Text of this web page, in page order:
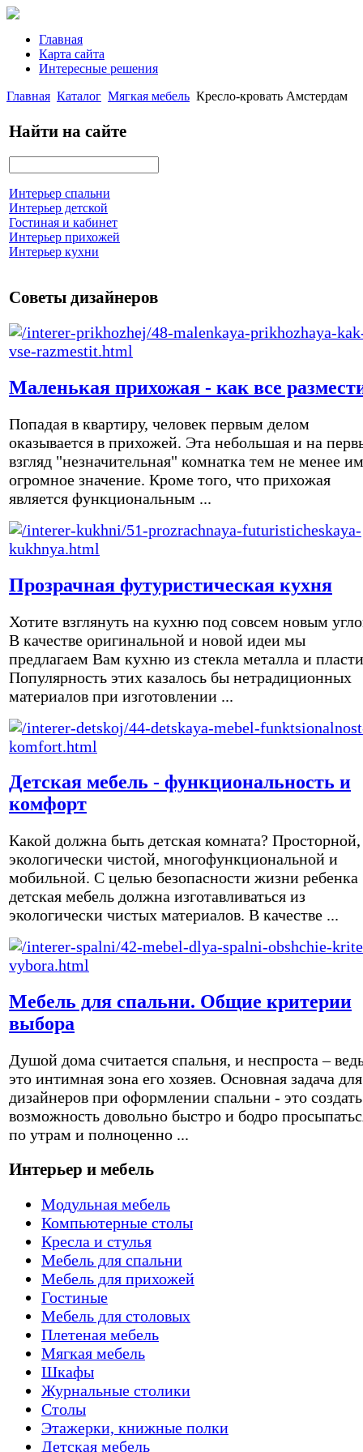
Главная
Карта сайта
Интересные решения
Главная Каталог Мягкая мебель Кресло-кровать Амстердам
Найти на сайте
Интерьер спальни
Интерьер детской
Гостиная и кабинет
Интерьер прихожей
Интерьер кухни
Советы дизайнеров
Маленькая прихожая - как все
Попадая в квартиру, человек первым делом
оказывается в прихожей. Эта небольшая и на
взгляд "незначительная" комнатка тем не менее
огромное значение. Кроме того, что прихожая
является функциональным ...
Прозрачная футуристическая кухня
Хотите взглянуть на кухню под совсем новым
В качестве оригинальной и новой идеи мы
предлагаем Вам кухню из стекла металла и
Популярность этих казалось бы нетрадиционных
материалов при изготовлении ...
Детская мебель - функциональность и
комфорт
Какой должна быть детская комната? Просторной,
экологически чистой, многофункциональной и
мобильной. С целью безопасности жизни ребенка
детская мебель должна изготавливаться из
экологически чистых материалов. В качестве ...
Мебель для спальни. Общие критерии
выбора
Душой дома считается спальня, и неспроста –
это интимная зона его хозяев. Основная задача для
дизайнеров при оформлении спальни - это создать
возможность довольно быстро и бодро
по утрам и полноценно ...
Интерьер и мебель
Модульная мебель
Компьютерные столы
Кресла и стулья
Мебель для спальни
Мебель для прихожей
Гостиные
Мебель для столовых
Плетеная мебель
Мягкая мебель
Шкафы
Журнальные столики
Столы
Этажерки, книжные полки
Детская мебель